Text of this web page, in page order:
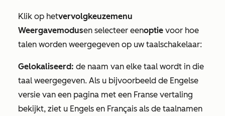
Klik op hetvervolgkeuzemenu
Weergavemodusen selecteer eenoptie voor hoe
talen worden weergegeven op uw taalschakelaar:
Gelokaliseerd: de naam van elke taal wordt in die
taal weergegeven. Als u bijvoorbeeld de Engelse
versie van een pagina met een Franse vertaling
bekijkt, ziet u Engels en Français als de taalnamen